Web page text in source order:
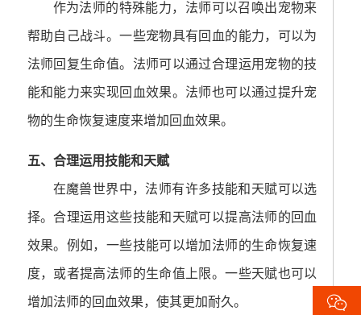
作为法师的特殊能力，法师可以召唤出宠物来
帮助自己战斗。一些宠物具有回血的能力，可以为
法师回复生命值。法师可以通过合理运用宠物的技
能和能力来实现回血效果。法师也可以通过提升宠
物的生命恢复速度来增加回血效果。
五、合理运用技能和天赋
在魔兽世界中，法师有许多技能和天赋可以选
择。合理运用这些技能和天赋可以提高法师的回血
效果。例如，一些技能可以增加法师的生命恢复速
度，或者提高法师的生命值上限。一些天赋也可以
增加法师的回血效果，使其更加耐久。 